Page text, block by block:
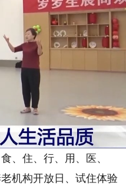
住、行、用、医、
机构开放日、试住体验